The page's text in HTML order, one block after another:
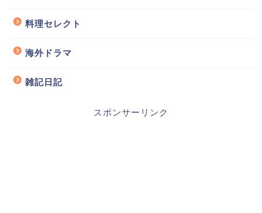
料理セレクト
海外ドラマ
雑記日記
スポンサーリンク